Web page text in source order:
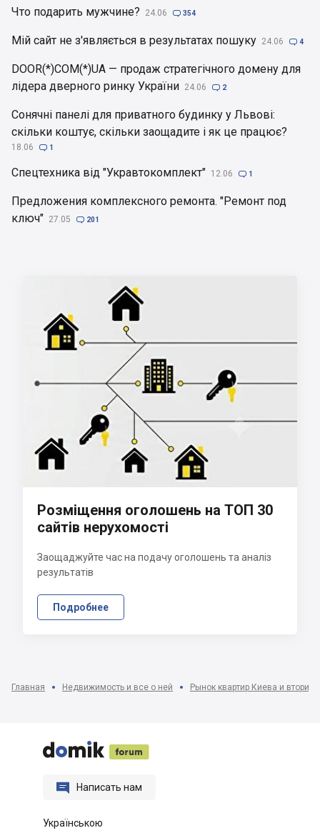
Что подарить мужчине? 24.06  354
Мій сайт не з'являється в результатах пошуку 24.06  4
DOOR(*)COM(*)UA — продаж стратегічного домену для
лідера дверного ринку України 24.06  2
Сонячні панелі для приватного будинку у Львові:
скільки коштує, скільки заощадите і як це працює?
18.06  1
Спецтехника від "Укравтокомплект" 12.06  1
Предложения комплексного ремонта. "Ремонт под
ключ" 27.05  201
Розміщення оголошень на ТОП 30
сайтів нерухомості
Заощаджуйте час на подачу оголошень та аналіз
результатів
Подробнее
Главная Недвижимость и все о ней Рынок квартир Киева и


 

 Написать нам
Українською